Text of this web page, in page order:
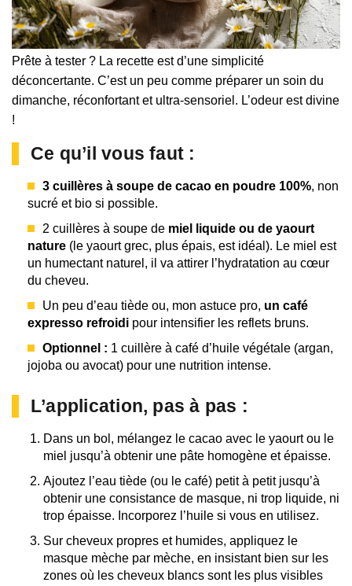
Prête à tester ? La recette est d’une simplicité
déconcertante. C’est un peu comme préparer un soin du
dimanche, réconfortant et ultra-sensoriel. L’odeur est divine
!
Ce qu’il vous faut :
3 cuillères à soupe de cacao en poudre 100%, non
sucré et bio si possible.
2 cuillères à soupe de miel liquide ou de yaourt
nature (le yaourt grec, plus épais, est idéal). Le miel est
un humectant naturel, il va attirer l’hydratation au cœur
du cheveu.
Un peu d’eau tiède ou, mon astuce pro, un café
expresso refroidi pour intensifier les reflets bruns.
Optionnel : 1 cuillère à café d’huile végétale (argan,
jojoba ou avocat) pour une nutrition intense.
L’application, pas à pas :
Dans un bol, mélangez le cacao avec le yaourt ou le
miel jusqu’à obtenir une pâte homogène et épaisse.
Ajoutez l’eau tiède (ou le café) petit à petit jusqu’à
obtenir une consistance de masque, ni trop liquide, ni
trop épaisse. Incorporez l’huile si vous en utilisez.
Sur cheveux propres et humides, appliquez le
masque mèche par mèche, en insistant bien sur les
zones où les cheveux blancs sont les plus visibles